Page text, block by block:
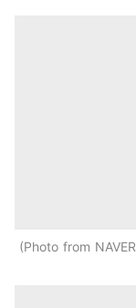
Photo from NAVER